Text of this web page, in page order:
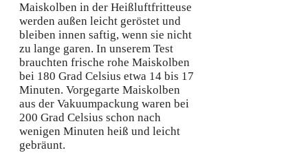
Maiskolben in der Heißluftfritteuse
werden außen leicht geröstet und
bleiben innen saftig, wenn sie nicht
zu lange garen. In unserem Test
brauchten frische rohe Maiskolben
bei 180 Grad Celsius etwa 14 bis 17
Minuten. Vorgegarte Maiskolben
aus der Vakuumpackung waren bei
200 Grad Celsius schon nach
wenigen Minuten heiß und leicht
gebräunt.